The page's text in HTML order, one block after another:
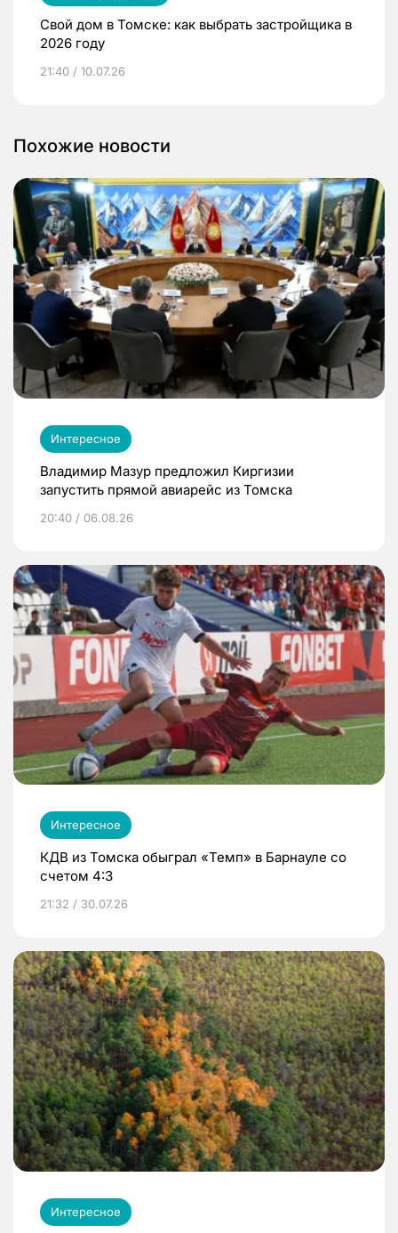
Свой дом в Томске: как выбрать застройщика в
2026 году
21:40 / 10.07.26
Похожие новости
Интересное
Владимир Мазур предложил Киргизии
запустить прямой авиарейс из Томска
20:40 / 06.08.26
Интересное
КДВ из Томска обыграл «Темп» в Барнауле со
счетом 4:3
21:32 / 30.07.26
Интересное